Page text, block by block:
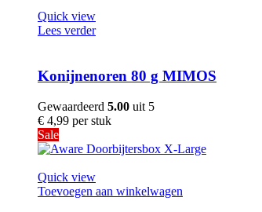
Quick view
Lees verder
Konijnenoren 80 g MIMOS
Gewaardeerd 5.00 uit 5
€ 4,99 per stuk
Sale
Quick view
Toevoegen aan winkelwagen